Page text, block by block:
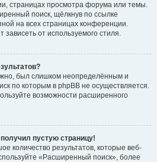
страницах просмотра форума или темы.
поиск, щёлкнув по ссылке
на всех страницах конференции.
зависеть от используемого стиля.
был слишком неопределённым и
по которым в phpBB не осуществляется.
возможности расширенного
пустую страницу!
количество результатов, которые веб-
«Расширенный поиск», более